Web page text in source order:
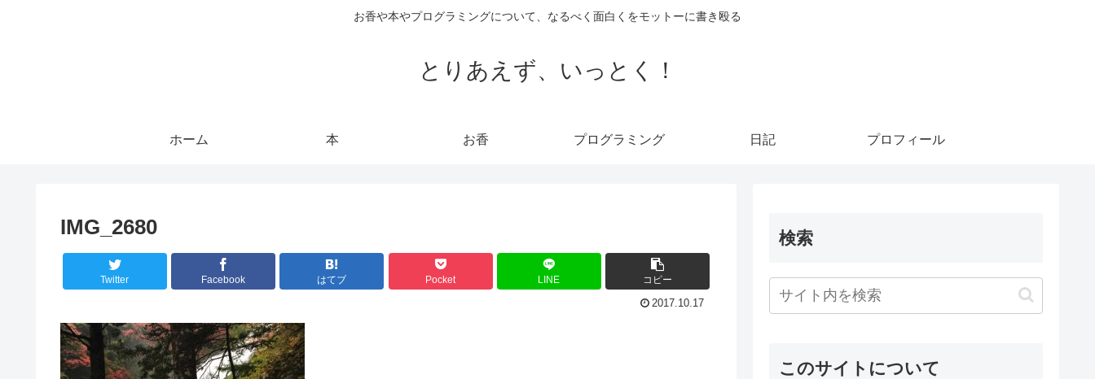
お香や本やプログラミングについて、なるべく面白くをモットーに書き殴る
とりあえず、いっとく！
ホーム 本 お香 プログラミング 日記 プロフィール
IMG_2680
Twitter Facebook はてブ Pocket LINE コピー
2017.10.17
検索
このサイトについて